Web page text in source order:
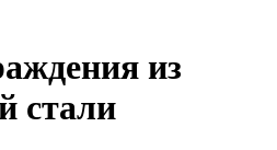
из
стали